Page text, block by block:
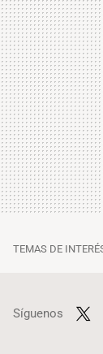
TEMAS DE
Síguenos